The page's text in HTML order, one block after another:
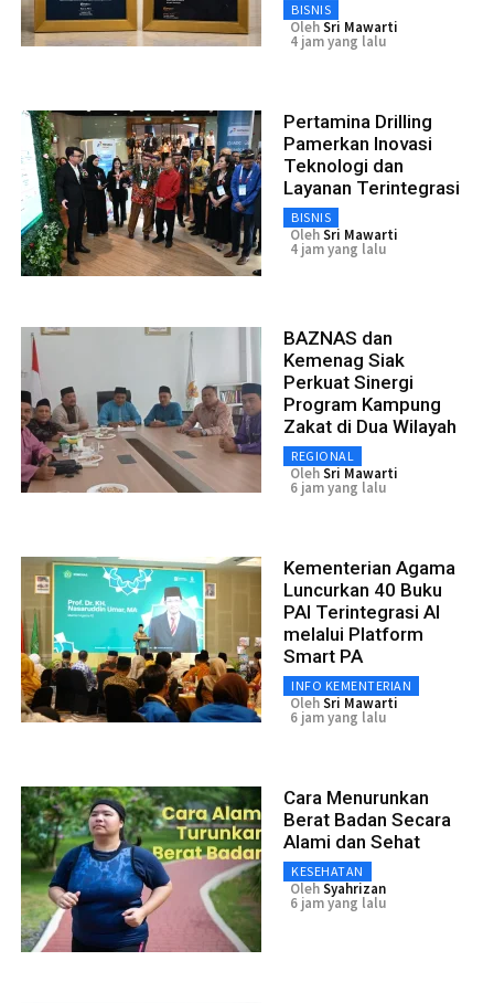
BISNIS
OlehSri Mawarti
4 jam yang lalu
Pertamina Drilling
Pamerkan Inovasi
Teknologi dan
Layanan Terintegrasi
BISNIS
OlehSri Mawarti
4 jam yang lalu
BAZNAS dan
Kemenag Siak
Perkuat Sinergi
Program Kampung
Zakat di Dua Wilayah
REGIONAL
OlehSri Mawarti
6 jam yang lalu
Kementerian Agama
Luncurkan 40 Buku
PAI Terintegrasi AI
melalui Platform
Smart PA
INFO KEMENTERIAN
OlehSri Mawarti
6 jam yang lalu
Cara Menurunkan
Berat Badan Secara
Alami dan Sehat
KESEHATAN
OlehSyahrizan
6 jam yang lalu